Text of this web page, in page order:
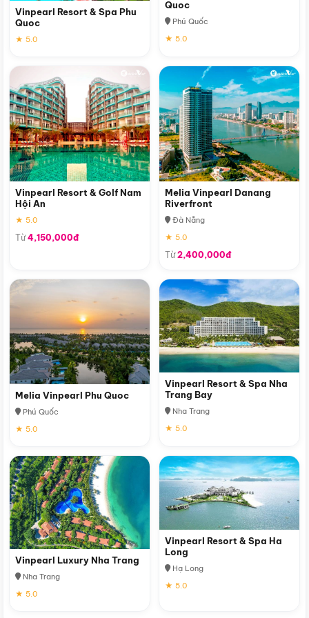
Vinpearl Resort & Spa Phu
Quoc
★ 5.0
Quoc
Phú Quốc
★ 5.0
Vinpearl Resort & Golf Nam
Hội An
★ 5.0
Từ4,150,000đ
Melia Vinpearl Danang
Riverfront
Đà Nẵng
★ 5.0
Từ2,400,000đ
Melia Vinpearl Phu Quoc
Phú Quốc
★ 5.0
Vinpearl Resort & Spa Nha
Trang Bay
Nha Trang
★ 5.0
Vinpearl Luxury Nha Trang
Nha Trang
★ 5.0
Vinpearl Resort & Spa Ha
Long
Hạ Long
★ 5.0